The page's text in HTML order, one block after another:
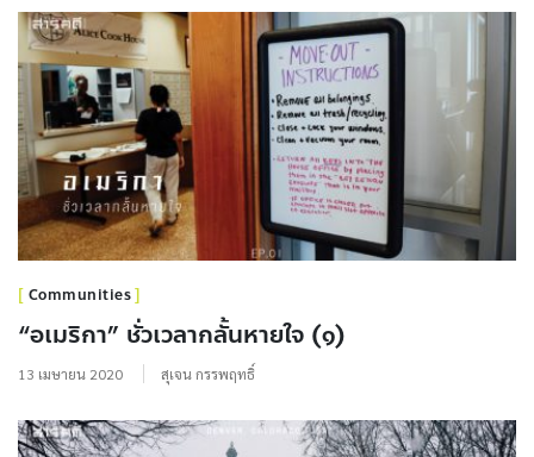
Communities
“อเมริกา” ชั่วเวลากลั้นหายใจ (๑)
13 เมษายน 2020 สุเจน กรรพฤทธิ์